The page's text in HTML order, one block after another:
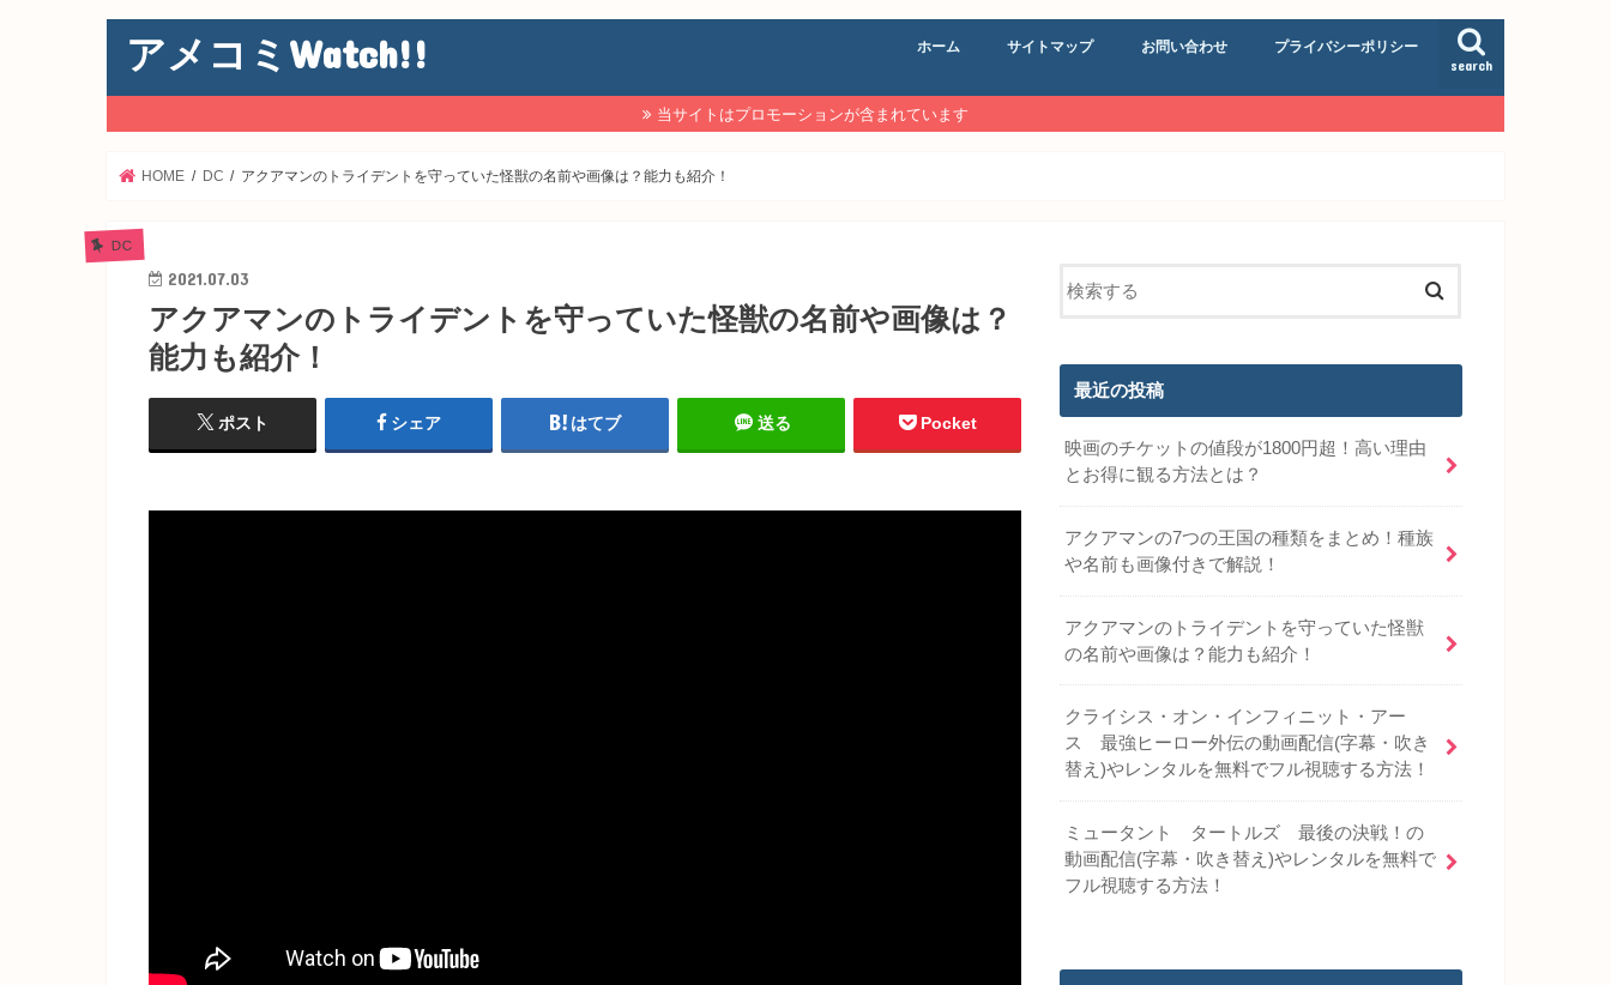
アメコミWatch!! search
ホーム サイトマップ お問い合わせ プライバシーポリシー
当サイトはプロモーションが含まれています
HOME DC アクアマンのトライデントを守っていた怪獣の名前や画像は？能力も紹介！
DC
2021.07.03
アクアマンのトライデントを守っていた怪獣の名前や画像は？
能力も紹介！
ポスト シェア はてブ 送る Pocket
最近の投稿
映画のチケットの値段が1800円超！高い理由
とお得に観る方法とは？
アクアマンの7つの王国の種類をまとめ！種族
や名前も画像付きで解説！
アクアマンのトライデントを守っていた怪獣
の名前や画像は？能力も紹介！
クライシス・オン・インフィニット・アー
ス 最強ヒーロー外伝の動画配信(字幕・吹き
替え)やレンタルを無料でフル視聴する方法！
ミュータント タートルズ 最後の決戦！の
動画配信(字幕・吹き替え)やレンタルを無料で
フル視聴する方法！